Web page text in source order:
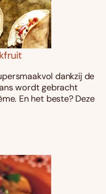
dankzij de
wordt gebracht
En het beste? Deze